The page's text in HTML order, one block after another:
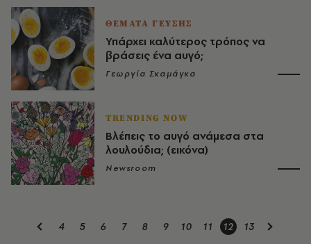
ΘΕΜΑΤΑ ΓΕΥΣΗΣ
Υπάρχει καλύτερος τρόπος να
βράσεις ένα αυγό;
Γεωργία Σκαμάγκα
TRENDING NOW
Βλέπεις το αυγό ανάμεσα στα
λουλούδια; (εικόνα)
Newsroom
4 5 6 7 8 9 10 11 12 13